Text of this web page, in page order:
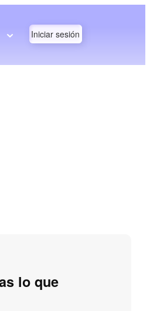
Iniciar sesión
lo que